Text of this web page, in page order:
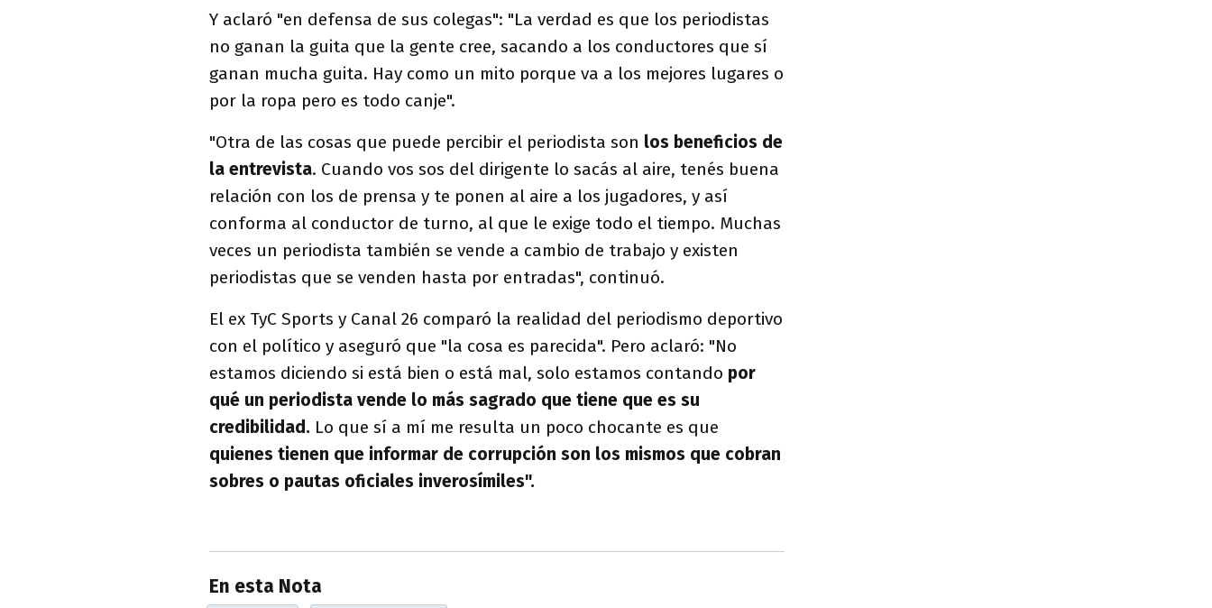
Y aclaró "en defensa de sus colegas": "La verdad es que los periodistas
no ganan la guita que la gente cree, sacando a los conductores que sí
ganan mucha guita. Hay como un mito porque va a los mejores lugares o
por la ropa pero es todo canje".
"Otra de las cosas que puede percibir el periodista son los beneficios de
la entrevista. Cuando vos sos del dirigente lo sacás al aire, tenés buena
relación con los de prensa y te ponen al aire a los jugadores, y así
conforma al conductor de turno, al que le exige todo el tiempo. Muchas
veces un periodista también se vende a cambio de trabajo y existen
periodistas que se venden hasta por entradas", continuó.
El ex TyC Sports y Canal 26 comparó la realidad del periodismo deportivo
con el político y aseguró que "la cosa es parecida". Pero aclaró: "No
estamos diciendo si está bien o está mal, solo estamos contando por
qué un periodista vende lo más sagrado que tiene que es su
credibilidad. Lo que sí a mí me resulta un poco chocante es que
quienes tienen que informar de corrupción son los mismos que cobran
sobres o pautas oficiales inverosímiles".
En esta Nota